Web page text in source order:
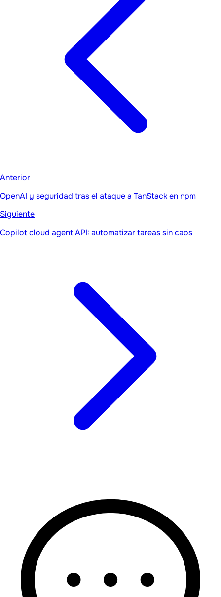
Anterior
OpenAI y seguridad tras el ataque a TanStack en npm
Siguiente
Copilot cloud agent API: automatizar tareas sin caos